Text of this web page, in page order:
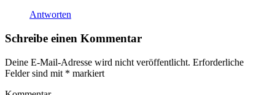
Antworten
Schreibe einen Kommentar
Deine E-Mail-Adresse wird nicht veröffentlicht. Erforderliche
Felder sind mit * markiert